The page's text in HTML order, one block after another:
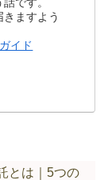
ますよう
イド
とは｜5つの